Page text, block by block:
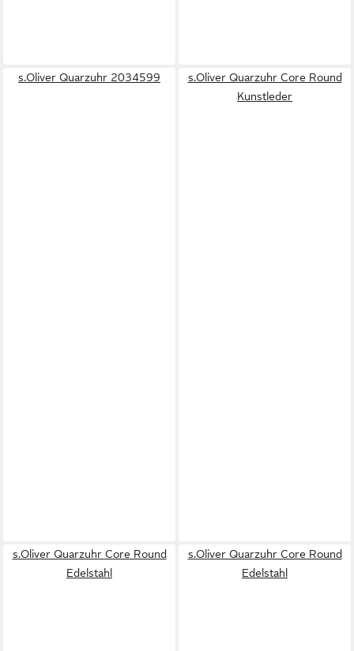
s.Oliver Quarzuhr 2034599
s.Oliver Quarzuhr Core Round
Kunstleder
s.Oliver Quarzuhr Core Round
Edelstahl
s.Oliver Quarzuhr Core Round
Edelstahl